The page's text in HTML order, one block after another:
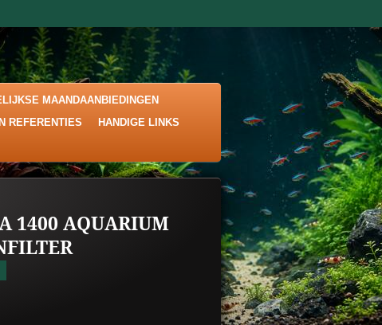
MAANDAANBIEDINGEN
REFERENTIES HANDIGE LINKS
1400 AQUARIUM